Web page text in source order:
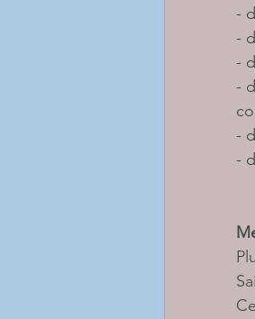
-
-
-
-
-
-